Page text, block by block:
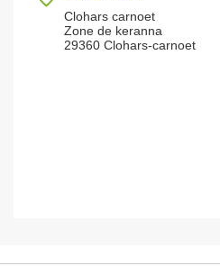
Clohars carnoet
Zone de keranna
29360 Clohars-carnoet